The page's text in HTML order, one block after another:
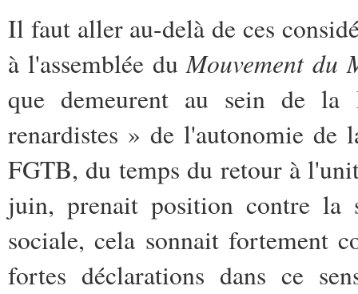
Il faut aller au-delà de ces
à l'assemblée duMouvement du
que demeurent au sein de la
renardistes » de l'autonomie
FGTB, du temps du retour à
juin, prenait position contre la
sociale, cela sonnait fortement
fortes déclarations dans ce